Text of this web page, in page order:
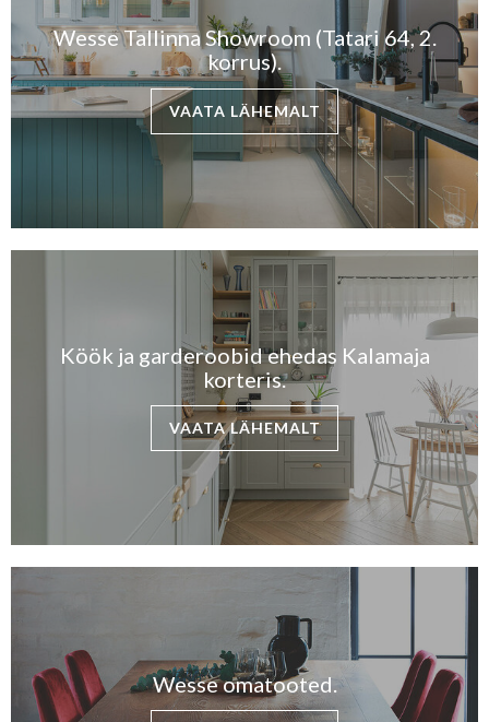
Wesse Tallinna Showroom (Tatari 64, 2.
korrus).
VAATA LÄHEMALT
Köök ja garderoobid ehedas Kalamaja
korteris.
VAATA LÄHEMALT
Wesse omatooted.